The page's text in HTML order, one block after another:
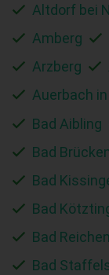
Altdorf bei
Amberg
Arzberg
Auerbach
Bad Aibling
Bad
Bad
Bad
Bad
Bad